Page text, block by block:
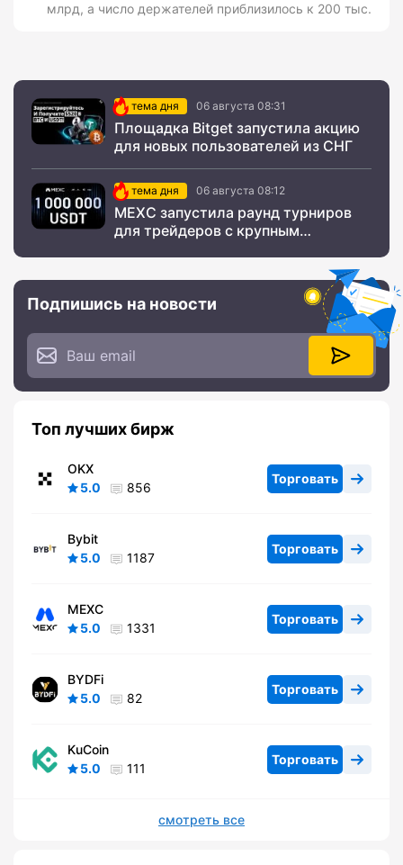
млрд, а число держателей приблизилось к 200 тыс.
тема дня 06 августа 08:31
Площадка Bitget запустила акцию
для новых пользователей из СНГ
тема дня 06 августа 08:12
MEXC запустила раунд турниров
для трейдеров с крупным
Подпишись на новости
Топ лучших бирж
OKX
5.0
856
Торговать
Bybit
5.0
1187
Торговать
MEXC
5.0
1331
Торговать
BYDFi
5.0
82
Торговать
KuCoin
5.0
111
Торговать
смотреть все